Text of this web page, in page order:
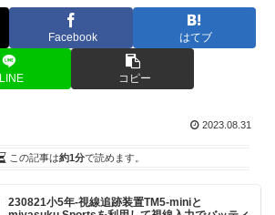
Facebook はてブ
LINE コピー
2023.08.31
この記事は約1分で読めます。
230821小5年-視線追跡装置TM5-miniと